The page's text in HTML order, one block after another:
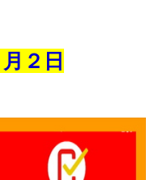
月２ 日